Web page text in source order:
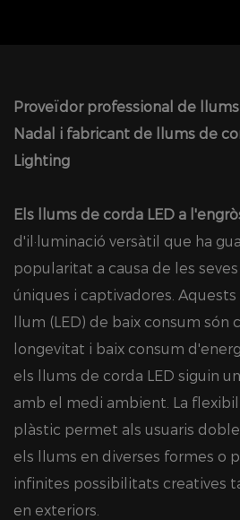
Proveïdor professional de
Nadal i fabricant de llums de
Lighting
Els llums de corda LED a
d'il·luminació versàtil que ha
popularitat a causa de les
úniques i captivadores.
llum (LED) de baix consum són
longevitat i baix consum
els llums de corda LED siguin
amb el medi ambient. La
plàstic permet als usuaris
els llums en diverses formes o
infinites possibilitats creatives
en exteriors.